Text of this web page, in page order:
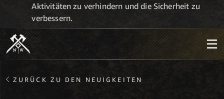
Aktivitäten zu verhindern und die Sicherheit zu
verbessern.
ZURÜCK ZU DEN NEUIGKEITEN